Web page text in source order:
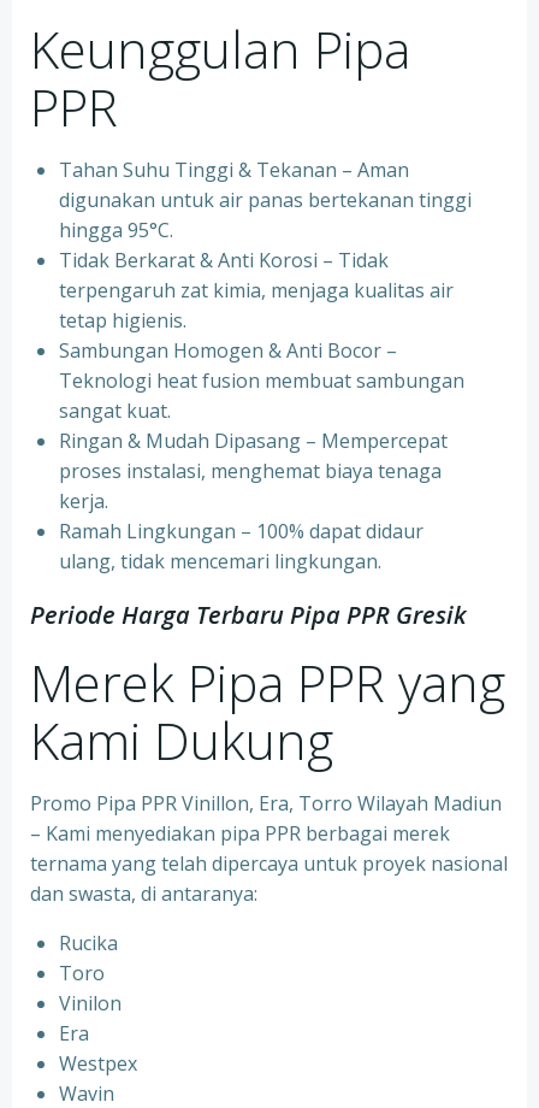
Keunggulan Pipa
PPR
Tahan Suhu Tinggi & Tekanan – Aman
digunakan untuk air panas bertekanan tinggi
hingga 95°C.
⁠Tidak Berkarat & Anti Korosi – Tidak
terpengaruh zat kimia, menjaga kualitas air
tetap higienis.
⁠Sambungan Homogen & Anti Bocor –
Teknologi heat fusion membuat sambungan
sangat kuat.
⁠Ringan & Mudah Dipasang – Mempercepat
proses instalasi, menghemat biaya tenaga
kerja.
⁠Ramah Lingkungan – 100% dapat didaur
ulang, tidak mencemari lingkungan.
Periode Harga Terbaru Pipa PPR Gresik
Merek Pipa PPR yang
Kami Dukung
Promo Pipa PPR Vinillon, Era, Torro Wilayah Madiun
– Kami menyediakan pipa PPR berbagai merek
ternama yang telah dipercaya untuk proyek nasional
dan swasta, di antaranya:
Rucika
⁠Toro
⁠Vinilon
⁠Era
⁠Westpex
⁠Wavin